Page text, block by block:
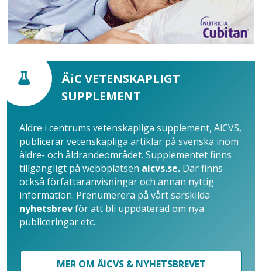
ÄiC VETENSKAPLIGT
SUPPLEMENT
Äldre i centrums vetenskapliga supplement, ÄiCVS,
publicerar vetenskapliga artiklar på svenska inom
äldre- och åldrandeområdet. Supplementet finns
tillgängligt på webbplatsen aicvs.se. Där finns
också författaranvisningar och annan nyttig
information. Prenumerera på vårt särskilda
nyhetsbrevför att bli uppdaterad om nya
publiceringar etc.
MER OM ÄICVS & NYHETSBREVET